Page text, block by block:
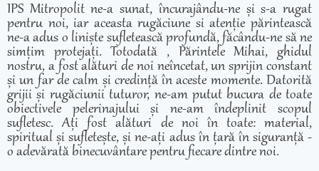
IPS Mitropolit ne-a sunat, încurajându-ne și s-a rugat
pentru noi, iar aceasta rugăciune si atenție părintească
ne-a adus o liniște sufletească profundă, făcându-ne să ne
simțim protejați. Totodată , Părintele Mihai, ghidul
nostru, a fost alături de noi neîncetat, un sprijin constant
și un far de calm și credință în aceste momente. Datorită
grijii și rugăciunii tuturor, ne-am putut bucura de toate
obiectivele pelerinajului și ne-am îndeplinit scopul
sufletesc. Ați fost alături de noi în toate: material,
spiritual și sufletește, și ne-ați adus în țară în siguranță -
o adevărată binecuvântare pentru fiecare dintre noi.